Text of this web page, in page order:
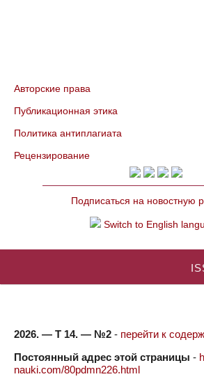
Авторские права
Публикационная этика
Политика антиплагиата
Рецензирование
Подписаться на новостную
Switch to English
2026. — Т 14. — №2 - перейти к
Постоянный адрес этой страницы -
nauki.com/80pdmn226.html